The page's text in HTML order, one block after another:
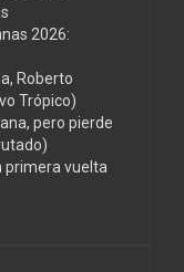
2026:
Roberto
Trópico)
pero pierde
primera vuelta